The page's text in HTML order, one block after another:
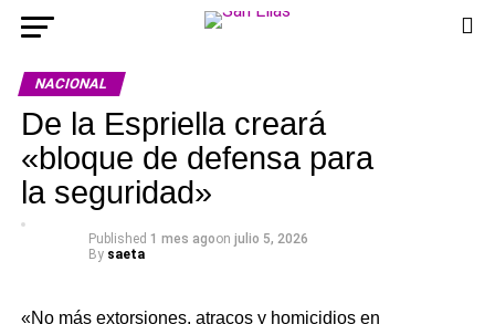
NACIONAL
De la Espriella creará
«bloque de defensa para
la seguridad»
Published 1 mes agoon julio 5, 2026
By saeta
«No más extorsiones, atracos y homicidios en